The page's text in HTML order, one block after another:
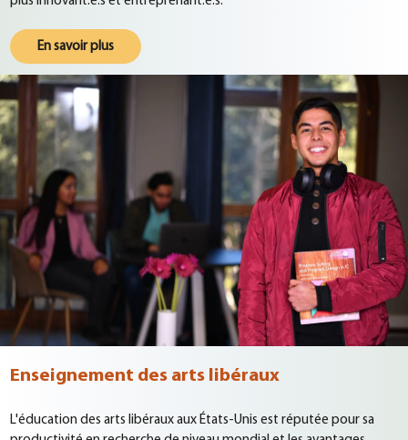
En savoir plus
Enseignement des arts libéraux
L'éducation des arts libéraux aux États-Unis est réputée pour sa